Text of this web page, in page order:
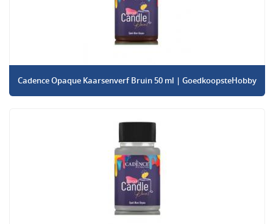
Cadence Opaque Kaarsenverf Bruin 50 ml | GoedkoopsteHobby